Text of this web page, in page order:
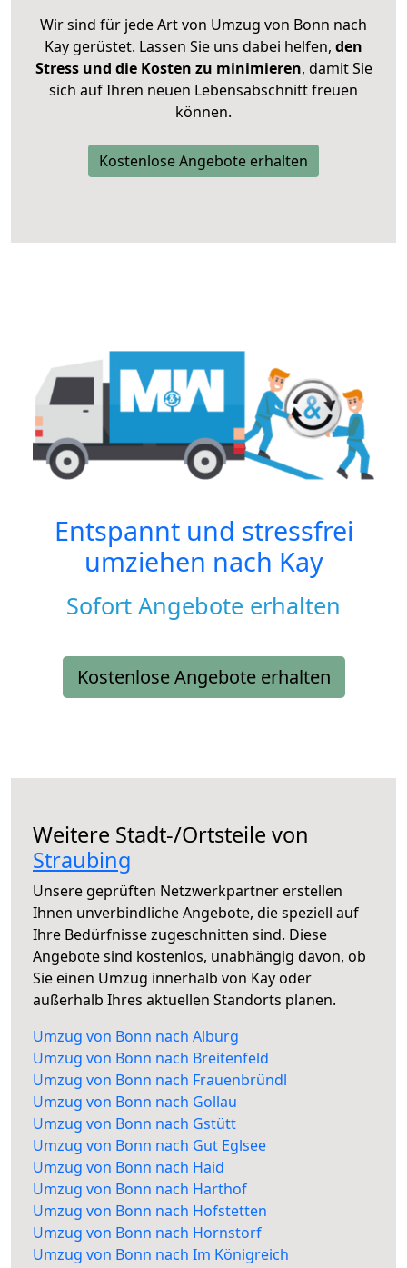
Wir sind für jede Art von Umzug von Bonn nach
Kay gerüstet. Lassen Sie uns dabei helfen, den
Stress und die Kosten zu minimieren, damit Sie
sich auf Ihren neuen Lebensabschnitt freuen
können.
Kostenlose Angebote erhalten
Entspannt und stressfrei
umziehen nach Kay
Sofort Angebote erhalten
Kostenlose Angebote erhalten
Weitere Stadt-/Ortsteile von
Straubing
Unsere geprüften Netzwerkpartner erstellen
Ihnen unverbindliche Angebote, die speziell auf
Ihre Bedürfnisse zugeschnitten sind. Diese
Angebote sind kostenlos, unabhängig davon, ob
Sie einen Umzug innerhalb von Kay oder
außerhalb Ihres aktuellen Standorts planen.
Umzug von Bonn nach Alburg
Umzug von Bonn nach Breitenfeld
Umzug von Bonn nach Frauenbründl
Umzug von Bonn nach Gollau
Umzug von Bonn nach Gstütt
Umzug von Bonn nach Gut Eglsee
Umzug von Bonn nach Haid
Umzug von Bonn nach Harthof
Umzug von Bonn nach Hofstetten
Umzug von Bonn nach Hornstorf
Umzug von Bonn nach Im Königreich